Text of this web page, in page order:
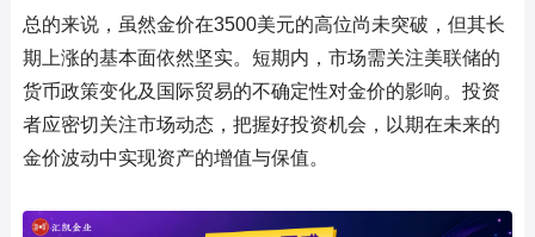
总的来说，虽然金价在3500美元的高位尚未突破，但其长
期上涨的基本面依然坚实。短期内，市场需关注美联储的
货币政策变化及国际贸易的不确定性对金价的影响。投资
者应密切关注市场动态，把握好投资机会，以期在未来的
金价波动中实现资产的增值与保值。